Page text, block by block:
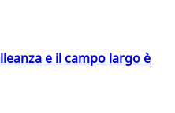
e il campo largo è